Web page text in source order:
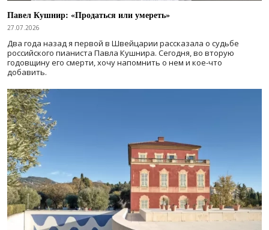
Павел Кушнир: «Продаться или умереть»
27.07.2026
Два года назад я первой в Швейцарии рассказала о судьбе
российского пианиста Павла Кушнира. Сегодня, во вторую
годовщину его смерти, хочу напомнить о нем и кое-что
добавить.